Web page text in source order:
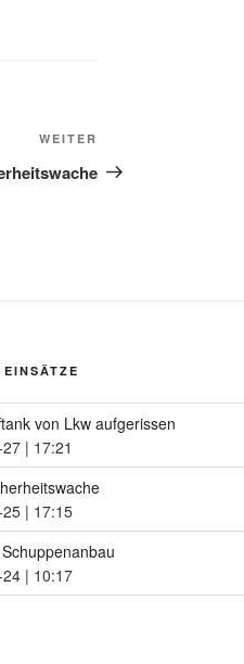
WEITER
von Lkw aufgerissen
| 17:21
| 17:15
| 10:17